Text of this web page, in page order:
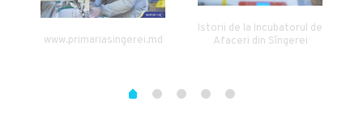
www.primariasingerei.md
Istorii de la Incubatorul de
Afaceri din Sîngerei